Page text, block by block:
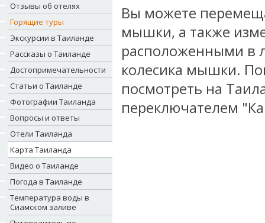
Отзывы об отелях
Горящие туры
Экскурсии в Таиланде
Рассказы о Таиланде
Достопримечательности
Статьи о Таиланде
Фотографии Таиланда
Вопросы и ответы
Отели Таиланда
Карта Таиланда
Видео о Таиланде
Погода в Таиланде
Температура воды в
Сиамском заливе
Вы можете
мышки, а также
расположенными в
колесика мышки.
посмотреть на
переключателем